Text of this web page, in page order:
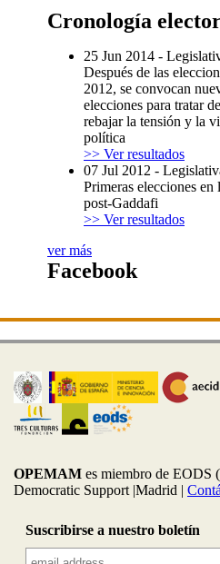
Cronología
25 Jun 2014 -
Después de las
2012, se convocan
elecciones para tratar de
rebajar la tensión y la
política
>> Ver resultados
07 Jul 2012 -
Primeras elecciones en
post-Gaddafi
>> Ver resultados
ver más
Facebook
OPEMAM es miembro de EODS
Democratic Support |Madrid |
Suscribirse a nuestro boletín